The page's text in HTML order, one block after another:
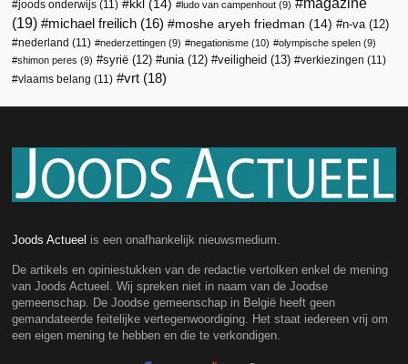
joods onderwijs (11) kkl (14) ludo van campenhout (9)
(19)
michael freilich (16) moshe aryeh friedman (14) n-va (12)
nederland (11) nederzettingen (9) negationisme (10) olympische spelen (9)
shimon peres (9) syrië (12) unia (12) veiligheid (13) verkiezingen (11)
vlaams belang (11) vrt (18)
Joods Actueel is een onafhankelijk nieuwsmedium.
De artikels en opiniestukken van de redactie vertolken enkel de mening
van Joods Actueel. Wij spreken niet in naam van de Joodse
gemeenschap. De Joodse gemeenschap in België heeft geen
gemandateerde feitelijke vertegenwoordiging. Het staat iedereen vrij om
een eigen mening te hebben en die te verkondigen.